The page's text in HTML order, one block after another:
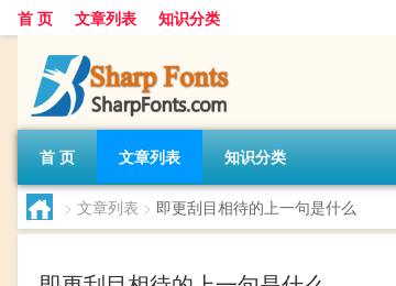
首 页 文章列表 知识分类
首 页 文章列表 知识分类
> 文章列表 > 即更刮目相待的上一句是什么